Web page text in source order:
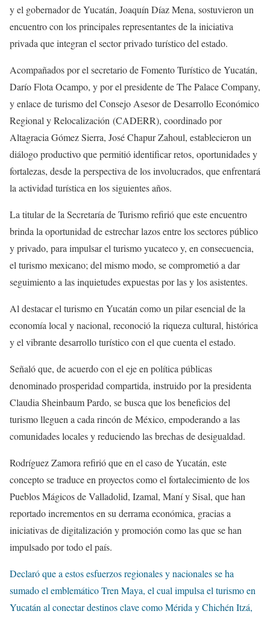
y el gobernador de Yucatán, Joaquín Díaz Mena, sostuvieron un
encuentro con los principales representantes de la iniciativa
privada que integran el sector privado turístico del estado.
Acompañados por el secretario de Fomento Turístico de Yucatán,
Darío Flota Ocampo, y por el presidente de The Palace Company,
y enlace de turismo del Consejo Asesor de Desarrollo Económico
Regional y Relocalización (CADERR), coordinado por
Altagracia Gómez Sierra, José Chapur Zahoul, establecieron un
diálogo productivo que permitió identificar retos, oportunidades y
fortalezas, desde la perspectiva de los involucrados, que enfrentará
la actividad turística en los siguientes años.
La titular de la Secretaría de Turismo refirió que este encuentro
brinda la oportunidad de estrechar lazos entre los sectores público
y privado, para impulsar el turismo yucateco y, en consecuencia,
el turismo mexicano; del mismo modo, se comprometió a dar
seguimiento a las inquietudes expuestas por las y los asistentes.
Al destacar el turismo en Yucatán como un pilar esencial de la
economía local y nacional, reconoció la riqueza cultural, histórica
y el vibrante desarrollo turístico con el que cuenta el estado.
Señaló que, de acuerdo con el eje en política públicas
denominado prosperidad compartida, instruido por la presidenta
Claudia Sheinbaum Pardo, se busca que los beneficios del
turismo lleguen a cada rincón de México, empoderando a las
comunidades locales y reduciendo las brechas de desigualdad.
Rodríguez Zamora refirió que en el caso de Yucatán, este
concepto se traduce en proyectos como el fortalecimiento de los
Pueblos Mágicos de Valladolid, Izamal, Maní y Sisal, que han
reportado incrementos en su derrama económica, gracias a
iniciativas de digitalización y promoción como las que se han
impulsado por todo el país.
Declaró que a estos esfuerzos regionales y nacionales se ha
sumado el emblemático Tren Maya, el cual impulsa el turismo en
Yucatán al conectar destinos clave como Mérida y Chichén Itzá,